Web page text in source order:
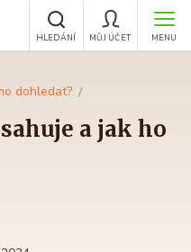
MENU
MŮJ ÚČET
HLEDÁNÍ
dohledat?
a jak ho